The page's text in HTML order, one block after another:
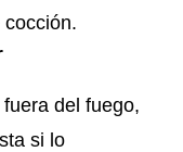
del fuego,
si lo